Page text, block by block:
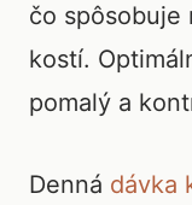
čo spôsobuje
kostí.
pomalý a
Denná dávka